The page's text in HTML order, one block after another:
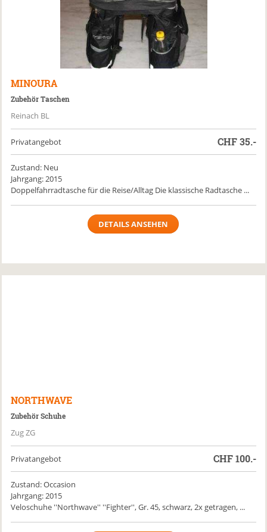
MINOURA
Zubehör Taschen
Reinach BL
Privatangebot CHF35.-
Zustand: Neu
Jahrgang: 2015
Doppelfahrradtasche für die Reise/Alltag Die klassische Radtasche ...
DETAILS ANSEHEN
NORTHWAVE
Zubehör Schuhe
Zug ZG
Privatangebot CHF100.-
Zustand: Occasion
Jahrgang: 2015
Veloschuhe ''Northwave'' ''Fighter'', Gr. 45, schwarz, 2x getragen, ...